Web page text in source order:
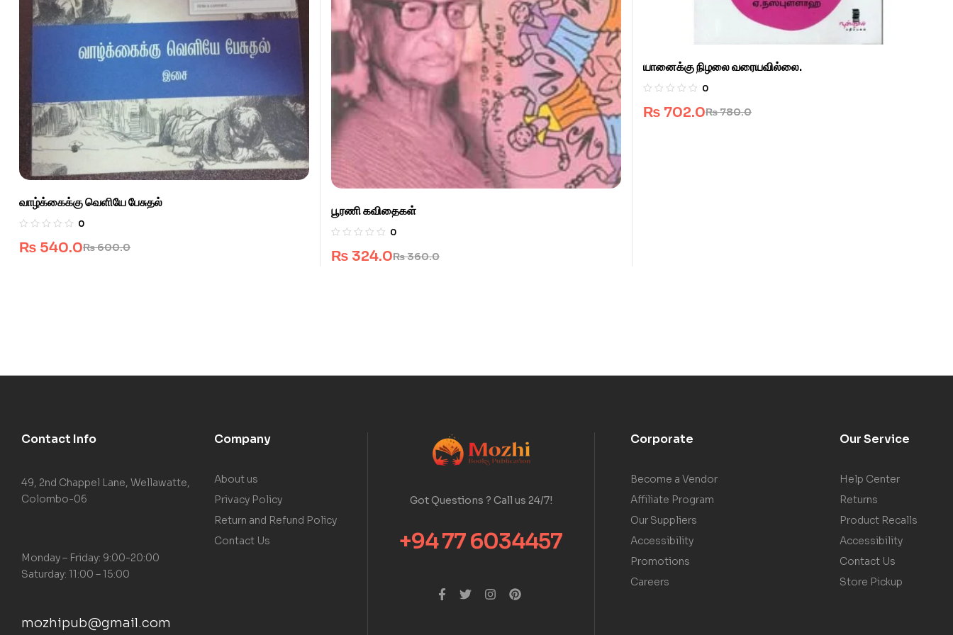
வாழ்க்கைக்கு வெளியே பேசுதல்
0
₨600.0
₨ 540.0
பூரணி கவிதைகள்
0
₨360.0
₨ 324.0
யானைக்கு நிழலை வரையவில்லை.
0
₨780.0
₨ 702.0
Contact Info
49, 2nd Chappel Lane, Wellawatte,
Colombo-06
Monday – Friday: 9:00-20:00
Saturday: 11:00 – 15:00
mozhipub@gmail.com
Company
About us
Privacy Policy
Return and Refund Policy
Contact Us
Got Questions ? Call us 24/7!
+94 77 6034457
Corporate
Become a Vendor
Affiliate Program
Our Suppliers
Accessibility
Promotions
Careers
Our Service
Help Center
Returns
Product Recalls
Accessibility
Contact Us
Store Pickup